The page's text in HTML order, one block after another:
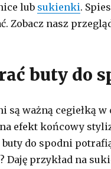
lub sukienki.
Zobacz nasz
buty do
są ważną cegiełką w
efekt końcowy
buty do spodni
Daję przykład na